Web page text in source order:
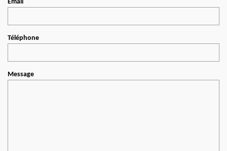
Email
Téléphone
Message